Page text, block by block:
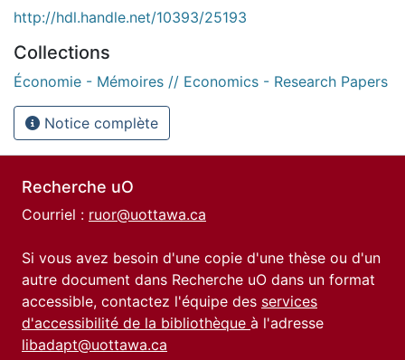
http://hdl.handle.net/10393/25193
Collections
Économie - Mémoires // Economics - Research Papers
Notice complète
Recherche uO
Courriel : ruor@uottawa.ca
Si vous avez besoin d'une copie d'une thèse ou d'un
autre document dans Recherche uO dans un format
accessible, contactez l'équipe des services
d'accessibilité de la bibliothèque à l'adresse
libadapt@uottawa.ca